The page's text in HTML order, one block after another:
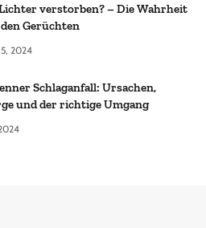
verstorben? – Die Wahrheit
Gerüchten
2024
Schlaganfall: Ursachen,
und der richtige Umgang